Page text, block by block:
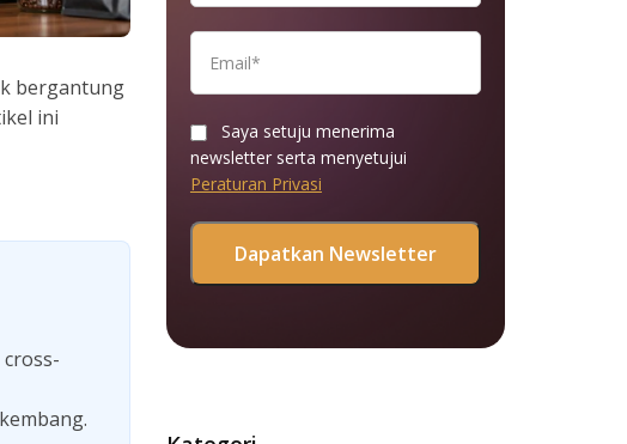
bergantung
ini
Saya setuju menerima
newsletter serta menyetujui
Peraturan Privasi